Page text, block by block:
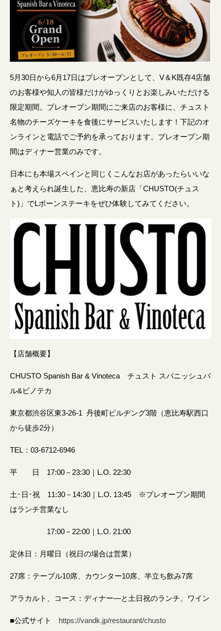
5月30日から6月17日はプレオープンとして、V＆K既存4店舗
のお客様や知人の皆様だけがゆっくりとお楽しみいただける
限定期間。プレオープン期間にご来店のお客様に、チュスト
名物のチーズケーキを食後にサービスいたします！下記のオ
ンラインと電話でご予約を承っております。プレオープン期
間はディナー営業のみです。
日本にも本場スペインと同じくこんなお店があったらいいな
ぁと考えられ誕生した、恵比寿の新店「CHUSTO(チュス
ト)」でLボーンステーキをぜひ体験してみてください。
【店舗概要】
CHUSTO Spanish Bar & Vinoteca チュスト スパニッシュバ
ル&ビノテカ
東京都渋谷区東3-26-1 丹後町ビルヂング3階（恵比寿駅西口
から徒歩2分）
TEL：03-6712-6946
平 日 17:00－23:30｜L.O. 22:30
土･日･祝 11:30－14:30｜L.O. 13:45 ※プレオープン期間
はランチ営業なし
17:00－22:00｜L.O. 21:00
定休日：月曜日（祝日の場合は営業）
27席：テーブル10席、カウンター10席、半立ち飲み7席
アラカルト、コース：ディナー―と土日祝のランチ、ワイン
■公式サイト https://vandk.jp/restaurant/chusto